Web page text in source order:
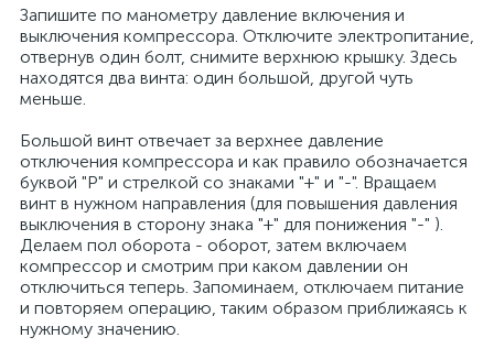
Запишите по манометру давление включения и
выключения компрессора. Отключите электропитание,
отвернув один болт, снимите верхнюю крышку. Здесь
находятся два винта: один большой, другой чуть
меньше.
Большой винт отвечает за верхнее давление
отключения компрессора и как правило обозначается
буквой "P" и стрелкой со знаками "+" и "-". Вращаем
винт в нужном направления (для повышения давления
выключения в сторону знака "+" для понижения "-" ).
Делаем пол оборота - оборот, затем включаем
компрессор и смотрим при каком давлении он
отключиться теперь. Запоминаем, отключаем питание
и повторяем операцию, таким образом приближаясь к
нужному значению.